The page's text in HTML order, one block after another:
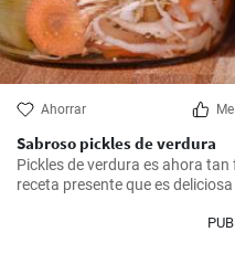
Ahorrar
Sabroso pickles de verdura
Pickles de verdura es ahora
receta presente que es